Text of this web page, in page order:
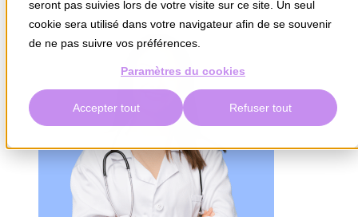
seront pas suivies lors de votre visite sur ce site. Un seul
cookie sera utilisé dans votre navigateur afin de se souvenir
de ne pas suivre vos préférences.
Paramètres du cookies
Accepter tout Refuser tout